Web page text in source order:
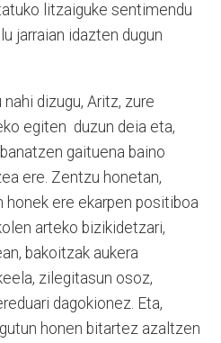
litzaiguke sentimendu
jarraian idazten dugun
dizugu, Aritz, zure
egiten duzun deia eta,
gaituena baino
ere. Zentzu honetan,
honek ere ekarpen positiboa
arteko bizikidetzari,
bakoitzak aukera
zilegitasun osoz,
dagokionez. Eta,
honen bitartez azaltzen